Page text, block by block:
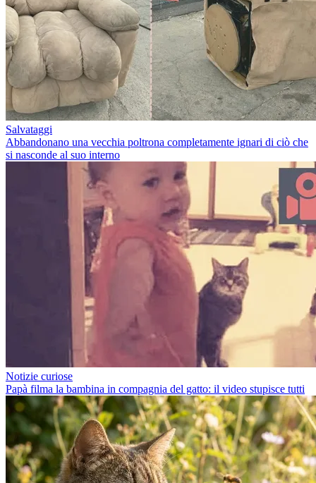
Salvataggi
Abbandonano una vecchia poltrona completamente ignari di ciò che
si nasconde al suo interno
Notizie curiose
Papà filma la bambina in compagnia del gatto: il video stupisce tutti